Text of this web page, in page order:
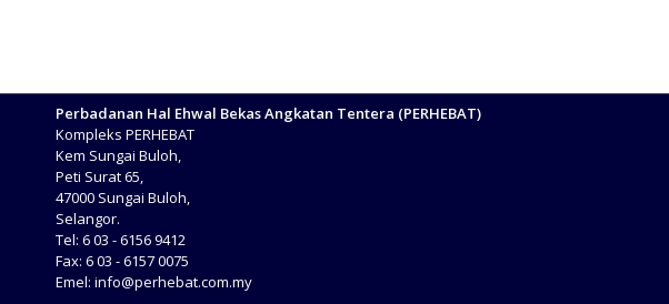
Perbadanan Hal Ehwal Bekas Angkatan Tentera (PERHEBAT)
Kompleks PERHEBAT
Kem Sungai Buloh,
Peti Surat 65,
47000 Sungai Buloh,
Selangor.
Tel: 6 03 - 6156 9412
Fax: 6 03 - 6157 0075
Emel: info@perhebat.com.my